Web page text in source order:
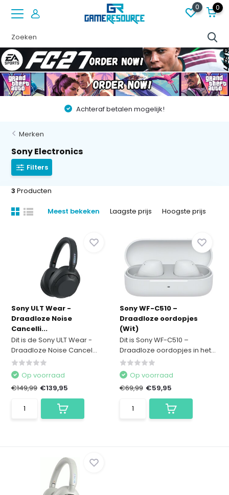
0 0
Achteraf betalen mogelijk!
Merken
Sony Electronics
Filters
3 Producten
Meest bekeken Laagste prijs Hoogste prijs
Sony ULT Wear -
Draadloze Noise
Cancelli...
Dit is de Sony ULT Wear -
Draadloze Noise Cancel...
Op voorraad
€149,99 €139,95
Sony WF-C510 –
Draadloze oordopjes
(Wit)
Dit is Sony WF-C510 –
Draadloze oordopjes in het...
Op voorraad
€69,99 €59,95